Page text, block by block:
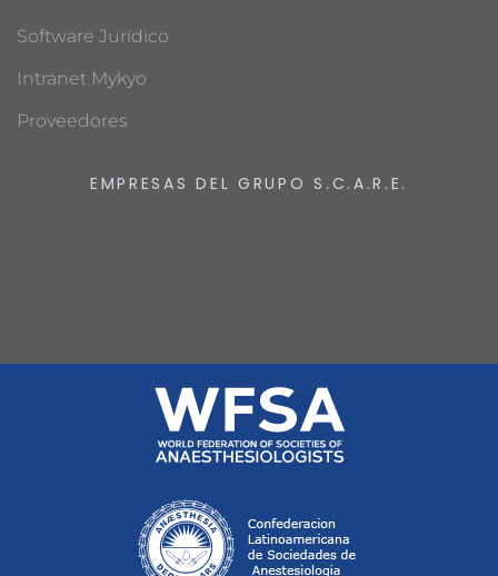
Software Jurídico
Intranet Mykyo
Proveedores
EMPRESAS DEL GRUPO S.C.A.R.E.